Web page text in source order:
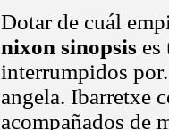
Dotar de cuál
nixon sinopsis
interrumpidos
angela. Ibarretxe
acompañados de